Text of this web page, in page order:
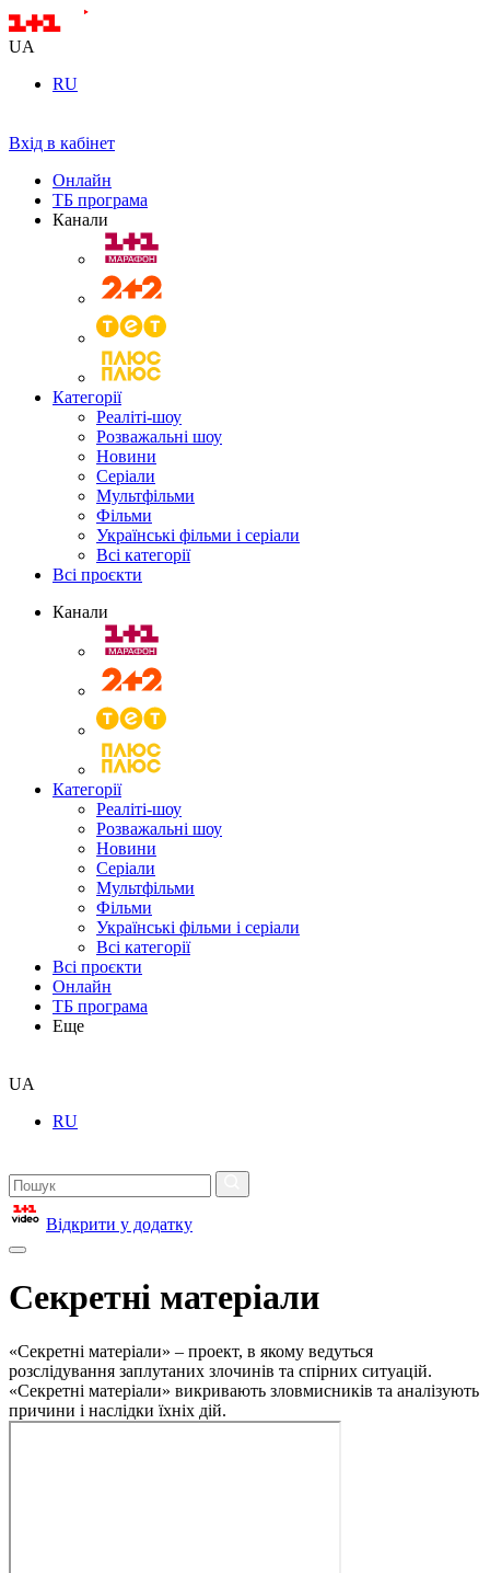
UA
RU
Вхід в кабінет
Онлайн
ТБ програма
Канали
Категорії
Реаліті-шоу
Розважальні шоу
Новини
Серіали
Мультфільми
Фільми
Українські фільми і серіали
Всі категорії
Всі проєкти
Канали
Категорії
Реаліті-шоу
Розважальні шоу
Новини
Серіали
Мультфільми
Фільми
Українські фільми і серіали
Всі категорії
Всі проєкти
Онлайн
ТБ програма
Еще
UA
RU
Відкрити у додатку
Секретні матеріали
«Секретні матеріали» – проект, в якому ведуться
розслідування заплутаних злочинів та спірних ситуацій.
«Секретні матеріали» викривають зловмисників та аналізують
причини і наслідки їхніх дій.